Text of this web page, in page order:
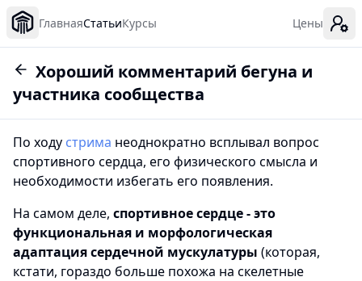
ГлавнаяСтатьиКурсы Цены
Хороший комментарий бегуна и
участника сообщества
По ходу стрима неоднократно всплывал вопрос
спортивного сердца, его физического смысла и
необходимости избегать его появления.
На самом деле, спортивное сердце - это
функциональная и морфологическая
адаптация сердечной мускулатуры (которая,
кстати, гораздо больше похожа на скелетные